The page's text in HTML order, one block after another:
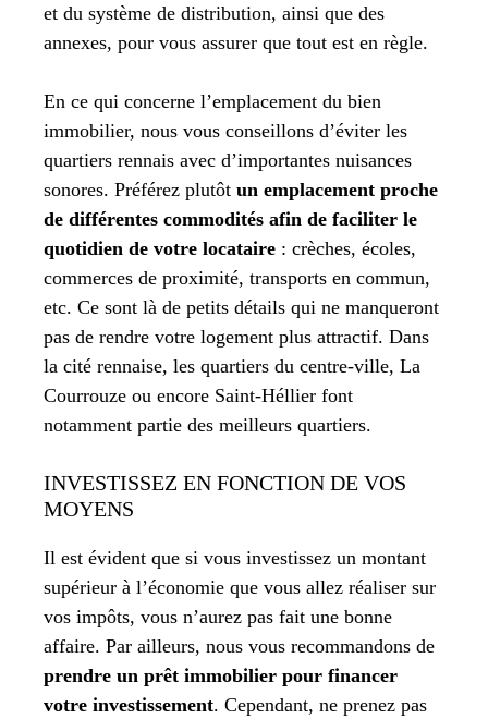
et du système de distribution, ainsi que des
annexes, pour vous assurer que tout est en règle.
En ce qui concerne l’emplacement du bien
immobilier, nous vous conseillons d’éviter les
quartiers rennais avec d’importantes nuisances
sonores. Préférez plutôt un emplacement proche
de différentes commodités afin de faciliter le
quotidien de votre locataire : crèches, écoles,
commerces de proximité, transports en commun,
etc. Ce sont là de petits détails qui ne manqueront
pas de rendre votre logement plus attractif. Dans
la cité rennaise, les quartiers du centre-ville, La
Courrouze ou encore Saint-Héllier font
notamment partie des meilleurs quartiers.
INVESTISSEZ EN FONCTION DE VOS
MOYENS
Il est évident que si vous investissez un montant
supérieur à l’économie que vous allez réaliser sur
vos impôts, vous n’aurez pas fait une bonne
affaire. Par ailleurs, nous vous recommandons de
prendre un prêt immobilier pour financer
votre investissement. Cependant, ne prenez pas